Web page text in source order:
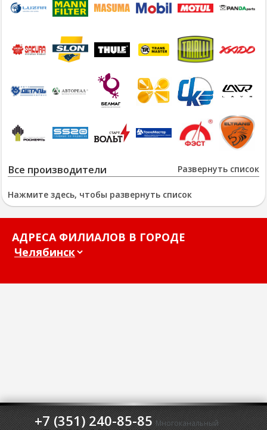
Развернуть список
Все производители
Нажмите здесь, чтобы развернуть список
АДРЕСА ФИЛИАЛОВ В ГОРОДЕ
+7 (351) 240-85-85 Многоканальный